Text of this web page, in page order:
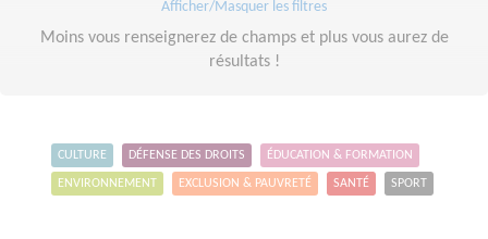
Afficher/Masquer les filtres
Moins vous renseignerez de champs et plus vous aurez de
résultats !
CULTURE DÉFENSE DES DROITS ÉDUCATION & FORMATION
ENVIRONNEMENT EXCLUSION & PAUVRETÉ SANTÉ SPORT